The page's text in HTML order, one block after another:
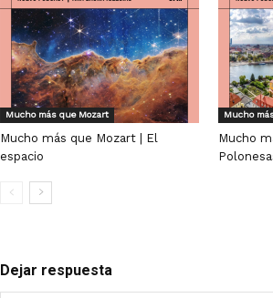
Mucho más que Mozart
Mucho más que Mozart | El
espacio
Mucho
Mucho
Dejar respuesta